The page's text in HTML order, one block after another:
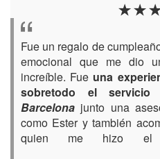
Fue un regalo de
emocional que me dio
increíble. Fue una
sobretodo el
Barcelona junto una
como Ester y también
quien me hizo el